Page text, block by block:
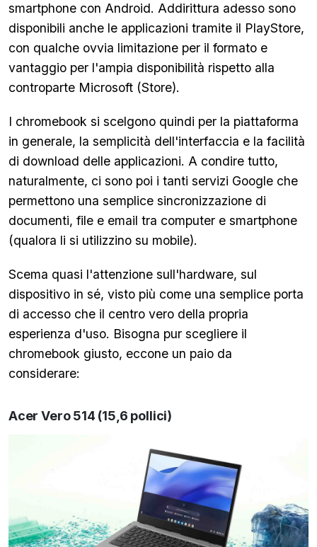
smartphone con Android. Addirittura adesso sono
disponibili anche le applicazioni tramite il PlayStore,
con qualche ovvia limitazione per il formato e
vantaggio per l'ampia disponibilità rispetto alla
controparte Microsoft (Store).
I chromebook si scelgono quindi per la piattaforma
in generale, la semplicità dell'interfaccia e la facilità
di download delle applicazioni. A condire tutto,
naturalmente, ci sono poi i tanti servizi Google che
permettono una semplice sincronizzazione di
documenti, file e email tra computer e smartphone
(qualora li si utilizzino su mobile).
Scema quasi l'attenzione sull'hardware, sul
dispositivo in sé, visto più come una semplice porta
di accesso che il centro vero della propria
esperienza d'uso. Bisogna pur scegliere il
chromebook giusto, eccone un paio da
considerare:
Acer Vero 514 (15,6 pollici)